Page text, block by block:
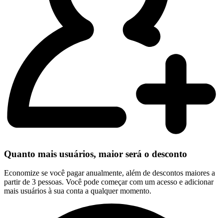
Quanto mais usuários, maior será o desconto
Economize se você pagar anualmente, além de descontos maiores a
partir de 3 pessoas. Você pode começar com um acesso e adicionar
mais usuários à sua conta a qualquer momento.